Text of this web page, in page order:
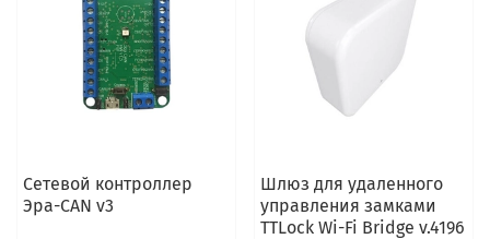
Сетевой контроллер
Эра-CAN v3
Шлюз для удаленного
управления замками
TTLock Wi-Fi Bridge v.4196